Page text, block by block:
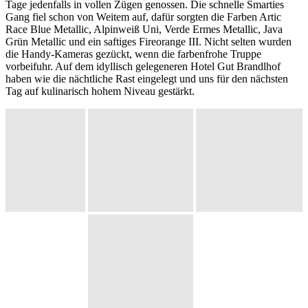
Tage jedenfalls in vollen Zügen genossen. Die schnelle Smarties
Gang fiel schon von Weitem auf, dafür sorgten die Farben Artic
Race Blue Metallic, Alpinweiß Uni, Verde Ermes Metallic, Java
Grün Metallic und ein saftiges Fireorange III. Nicht selten wurden
die Handy-Kameras gezückt, wenn die farbenfrohe Truppe
vorbeifuhr. Auf dem idyllisch gelegeneren Hotel Gut Brandlhof
haben wie die nächtliche Rast eingelegt und uns für den nächsten
Tag auf kulinarisch hohem Niveau gestärkt.